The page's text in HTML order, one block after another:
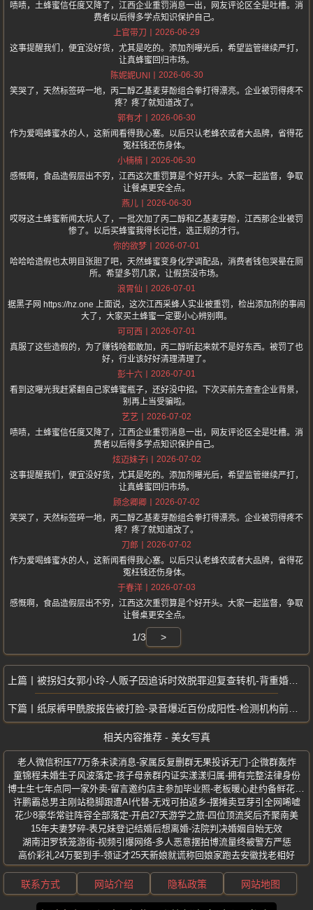
啧啧，土蜂蜜信任度又降了，江西企业重罚消息一出，网友评论区全是吐槽。消
费者以后得多学点知识保护自己。
上官带刀
2026-06-29
这事提醒我们，便宜没好货，尤其是吃的。添加剂曝光后，希望监管继续严打，
让真蜂蜜回归市场。
陈妮妮UNI
2026-06-30
笑哭了，天然标签碎一地，丙二醇乙基麦芽酚组合拳打得漂亮。企业被罚得疼不
疼？疼了就知道改了。
郭有才
2026-06-30
作为爱喝蜂蜜水的人，这新闻看得我心塞。以后只认老蜂农或者大品牌，省得花
冤枉钱还伤身体。
小楠楠
2026-06-30
感慨啊，食品造假层出不穷，江西这次重罚算是个好开头。大家一起监督，争取
让餐桌更安全点。
燕儿
2026-06-30
哎呀这土蜂蜜新闻太坑人了，一批次加了丙二醇和乙基麦芽酚，江西那企业被罚
惨了。以后买蜂蜜我得长记性，选正规的才行。
你的欲梦
2026-07-01
哈哈哈造假也太明目张胆了吧，天然蜂蜜变身化学调配品，消费者钱包哭晕在厕
所。希望多罚几家，让假货没市场。
浪胃仙
2026-07-01
据黑子网 https://hz.one 上面说，这次江西采蜂人实业被重罚，检出添加剂的事闹
大了，大家买土蜂蜜一定要小心辨别啊。
可可西
2026-07-01
真服了这些造假的，为了赚钱啥都敢加，丙二醇听起来就不是好东西。被罚了也
好，行业该好好清理清理了。
彭十六
2026-07-01
看到这曝光我赶紧翻自己家蜂蜜瓶子，还好没中招。下次买前先查查企业背景，
别再上当受骗啦。
艺艺
2026-07-02
啧啧，土蜂蜜信任度又降了，江西企业重罚消息一出，网友评论区全是吐槽。消
费者以后得多学点知识保护自己。
炫迈妹子i
2026-07-02
这事提醒我们，便宜没好货，尤其是吃的。添加剂曝光后，希望监管继续严打，
让真蜂蜜回归市场。
顾念卿卿
2026-07-02
笑哭了，天然标签碎一地，丙二醇乙基麦芽酚组合拳打得漂亮。企业被罚得疼不
疼？疼了就知道改了。
刀郎
2026-07-02
作为爱喝蜂蜜水的人，这新闻看得我心塞。以后只认老蜂农或者大品牌，省得花
冤枉钱还伤身体。
于春洋
2026-07-03
感慨啊，食品造假层出不穷，江西这次重罚算是个好开头。大家一起监督，争取
让餐桌更安全点。
1/3 >
被拐妇女郭小玲-人贩子因追诉时效脱罪迎复查转机-背重婚罪申诉三十余年
纸尿裤甲酰胺报告被打脸-录音爆近百份成阳性-检测机构前一天还签名盖章
相关内容推荐 - 美女写真
老人微信积压77万条未读消息-家属反复删群无果投诉无门-企微群轰炸
童锦程未婚生子风波落定-孩子母亲群内证实漾漾归属-拥有完整法律身份
许鹏霸总男主刚站稳脚跟遭AI代替-无戏可拍返乡-摆摊卖豆芽引全网唏嘘
花少8豪华常驻阵容全部落定-开启27天游学之旅-四位顶流奖后齐聚南美
15年夫妻梦碎-表兄妹登记结婚后想离婚-法院判决婚姻自始无效
湖南汨罗铁笼游街-视频引爆网络-多人恶意摆拍博流量终被警方严惩
高价彩礼24万娶到手-领证才25天新娘就谎称回娘家跑去安徽找老相好
联系方式 网站介绍 隐私政策 网站地图